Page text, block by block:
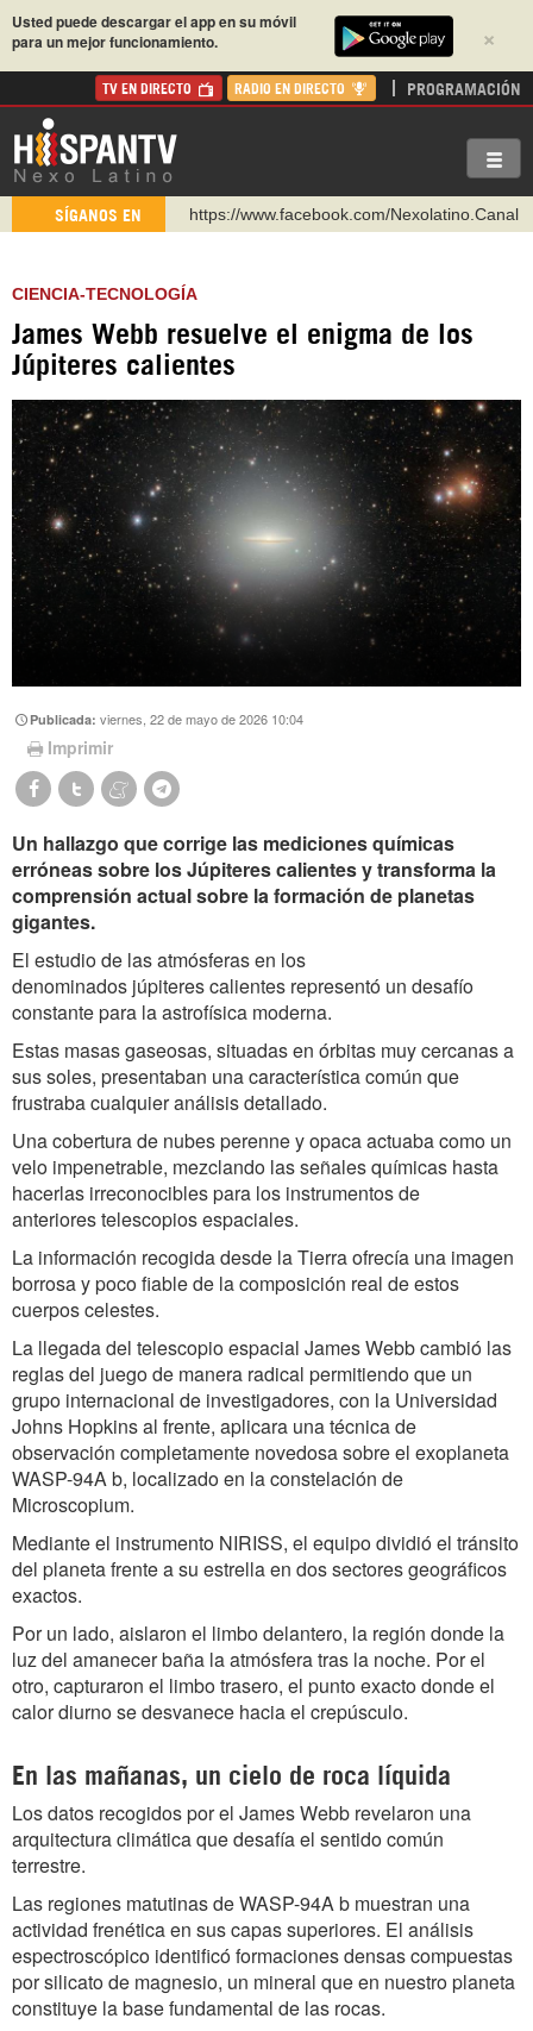
×
Usted puede descargar el app en su móvil
para un mejor funcionamiento.
TV EN DIRECTO RADIO EN DIRECTO PROGRAMACIÓN
SÍGANOS EN
https://www.facebook.com/Nexolatino.Canal
http://twitter.com/nexo_latino
https://t.me/hispantvcanal
https://urmedium.com/c/hispantv
Instagram como: hispan_tv
CIENCIA-TECNOLOGÍA
James Webb resuelve el enigma de los
Júpiteres calientes
Publicada:viernes, 22 de mayo de 2026 10:04
Imprimir
Un hallazgo que corrige las mediciones químicas
erróneas sobre los Júpiteres calientes y transforma la
comprensión actual sobre la formación de planetas
gigantes.
El estudio de las atmósferas en los
denominados júpiteres calientes representó un desafío
constante para la astrofísica moderna.
Estas masas gaseosas, situadas en órbitas muy cercanas a
sus soles, presentaban una característica común que
frustraba cualquier análisis detallado.
Una cobertura de nubes perenne y opaca actuaba como un
velo impenetrable, mezclando las señales químicas hasta
hacerlas irreconocibles para los instrumentos de
anteriores telescopios espaciales.
La información recogida desde la Tierra ofrecía una imagen
borrosa y poco fiable de la composición real de estos
cuerpos celestes.
La llegada del telescopio espacial James Webb cambió las
reglas del juego de manera radical permitiendo que un
grupo internacional de investigadores, con la Universidad
Johns Hopkins al frente, aplicara una técnica de
observación completamente novedosa sobre el exoplaneta
WASP-94A b, localizado en la constelación de
Microscopium.
Mediante el instrumento NIRISS, el equipo dividió el tránsito
del planeta frente a su estrella en dos sectores geográficos
exactos.
Por un lado, aislaron el limbo delantero, la región donde la
luz del amanecer baña la atmósfera tras la noche. Por el
otro, capturaron el limbo trasero, el punto exacto donde el
calor diurno se desvanece hacia el crepúsculo.
En las mañanas, un cielo de roca líquida
Los datos recogidos por el James Webb revelaron una
arquitectura climática que desafía el sentido común
terrestre.
Las regiones matutinas de WASP-94A b muestran una
actividad frenética en sus capas superiores. El análisis
espectroscópico identificó formaciones densas compuestas
por silicato de magnesio, un mineral que en nuestro planeta
constituye la base fundamental de las rocas.